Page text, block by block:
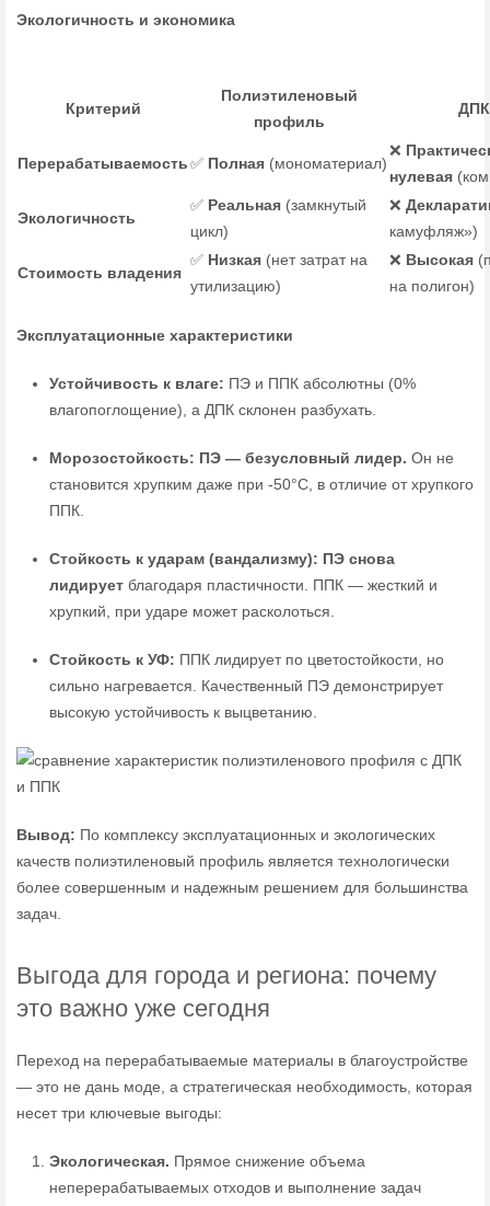
Экологичность и экономика
Критерий
Полиэтиленовый
профиль
Перерабатываемость✅ Полная (мономатериал)
❌
нулевая
Экологичность
✅ Реальная (замкнутый
цикл)
❌
камуфляж»)
Стоимость владения
✅ Низкая (нет затрат на
утилизацию)
❌ Высокая
на полигон)
Эксплуатационные характеристики
Устойчивость к влаге: ПЭ и ППК абсолютны (0%
влагопоглощение), а ДПК склонен разбухать.
Морозостойкость: ПЭ — безусловный лидер. Он не
становится хрупким даже при -50°C, в отличие от хрупкого
ППК.
Стойкость к ударам (вандализму): ПЭ снова
лидирует благодаря пластичности. ППК — жесткий и
хрупкий, при ударе может расколоться.
Стойкость к УФ: ППК лидирует по цветостойкости, но
сильно нагревается. Качественный ПЭ демонстрирует
высокую устойчивость к выцветанию.
Вывод: По комплексу эксплуатационных и экологических
качеств полиэтиленовый профиль является технологически
более совершенным и надежным решением для большинства
задач.
Выгода для города и региона: почему
это важно уже сегодня
Переход на перерабатываемые материалы в благоустройстве
— это не дань моде, а стратегическая необходимость, которая
несет три ключевые выгоды:
Экологическая. Прямое снижение объема
неперерабатываемых отходов и выполнение задач